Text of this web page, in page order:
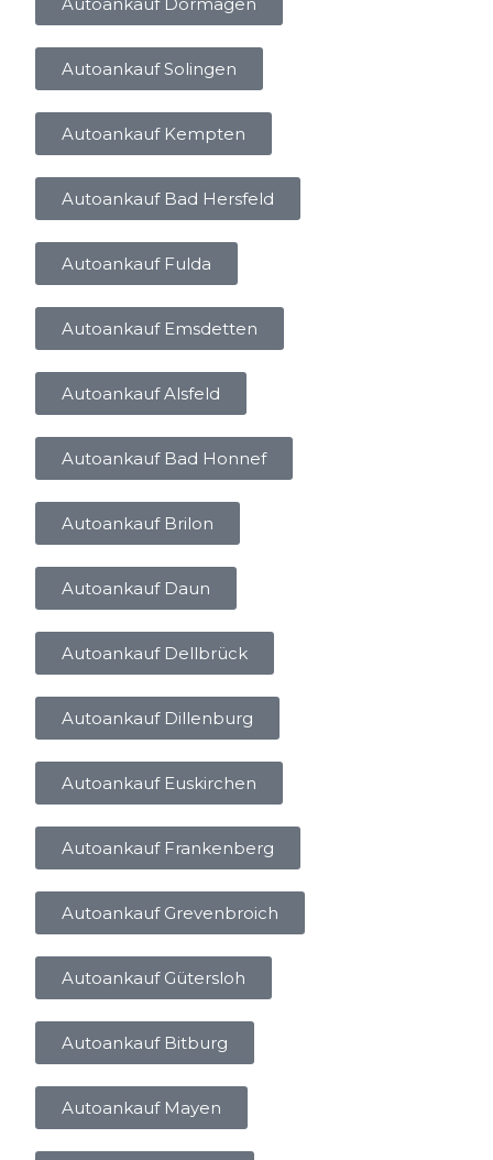
Autoankauf Solingen
Autoankauf Kempten
Autoankauf Bad Hersfeld
Autoankauf Fulda
Autoankauf Emsdetten
Autoankauf Alsfeld
Autoankauf Bad Honnef
Autoankauf Brilon
Autoankauf Daun
Autoankauf Dellbrück
Autoankauf Dillenburg
Autoankauf Euskirchen
Autoankauf Frankenberg
Autoankauf Grevenbroich
Autoankauf Gütersloh
Autoankauf Bitburg
Autoankauf Mayen